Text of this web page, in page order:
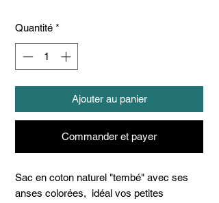
Quantité *
Ajouter au panier
Commander et payer
Sac en coton naturel "tembé" avec ses
anses colorées, idéal vos petites